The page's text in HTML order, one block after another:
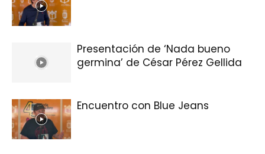
Presentación de ‘Nada bueno
germina’ de César Pérez Gellida
Encuentro con Blue Jeans